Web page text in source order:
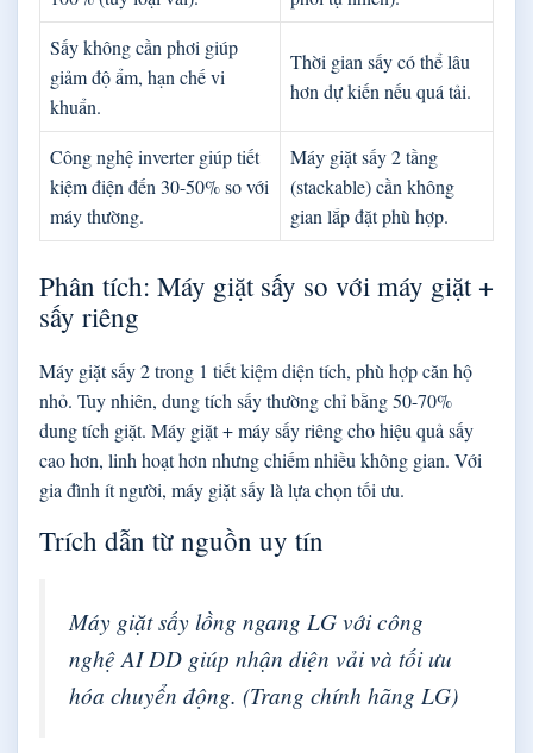
Sấy không cần phơi giúp
giảm độ ẩm, hạn chế vi
khuẩn.
Thời gian sấy có thể lâu
hơn dự kiến nếu quá tải.
Công nghệ inverter giúp tiết
kiệm điện đến 30-50% so với
máy thường.
Máy giặt sấy 2 tầng
(stackable) cần không
gian lắp đặt phù hợp.
Phân tích: Máy giặt sấy so với máy giặt +
sấy riêng
Máy giặt sấy 2 trong 1 tiết kiệm diện tích, phù hợp căn hộ
nhỏ. Tuy nhiên, dung tích sấy thường chỉ bằng 50-70%
dung tích giặt. Máy giặt + máy sấy riêng cho hiệu quả sấy
cao hơn, linh hoạt hơn nhưng chiếm nhiều không gian. Với
gia đình ít người, máy giặt sấy là lựa chọn tối ưu.
Trích dẫn từ nguồn uy tín
Máy giặt sấy lồng ngang LG với công
nghệ AI DD giúp nhận diện vải và tối ưu
hóa chuyển động. (Trang chính hãng LG)